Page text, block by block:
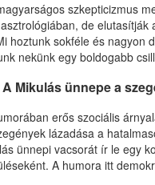
szkepticizmus
de
hoztunk sokféle és nagyon
nekünk egy boldogabb
Mikulás ünnepe a
erős szociális
lázadása a
ünnepi vacsorát ír le egy
A humora itt